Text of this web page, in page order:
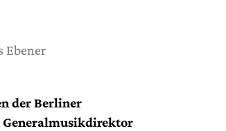
Ebener
der Berliner
Generalmusikdirektor